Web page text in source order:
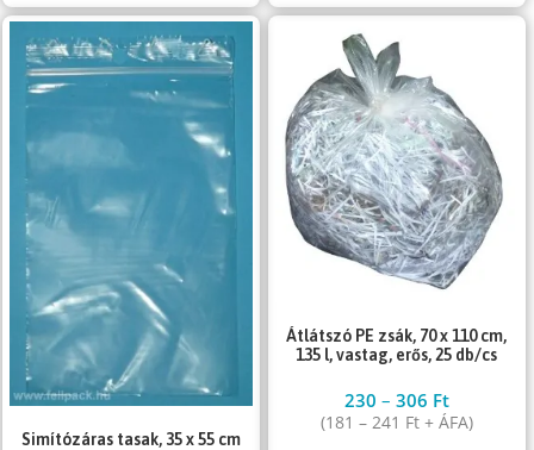
Simítózáras tasak, 35 x 55 cm
Átlátszó PE zsák, 70 x 110 cm,
135 l, vastag, erős, 25 db/cs
230 – 306 Ft
(181 – 241 Ft+ ÁFA)